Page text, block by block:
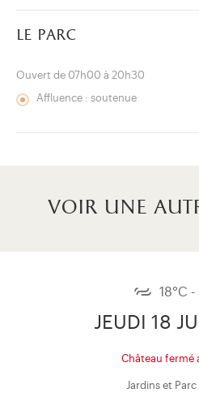
le parc
Ouvert de 07h00 à 20h30
Affluence : soutenue
voir une
18°C -
JEUDI 18
Château fermé
Jardins et